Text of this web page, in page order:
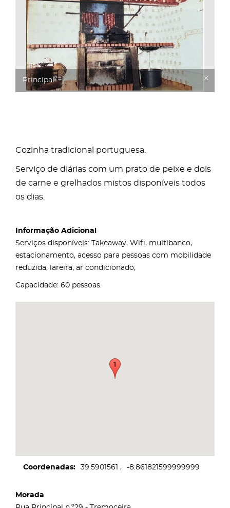
Principal
Cozinha tradicional portuguesa.
Serviço de diárias com um prato de peixe e dois
de carne e grelhados mistos disponíveis todos
os dias.
Informação Adicional
Serviços disponíveis: Takeaway, Wifi, multibanco,
estacionamento, acesso para pessoas com mobilidade
reduzida, lareira, ar condicionado;
Capacidade: 60 pessoas
Coordenadas 39.5901561 -8.861821599999999
Morada